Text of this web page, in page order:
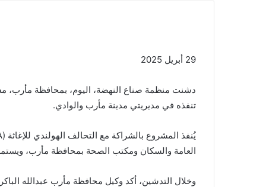
29 أبريل 2025
دشنت منظمة صناع النهضة، اليوم، بمحافظة مأرب،
تنفذه في مديريتي مدينة مأرب والوادي.
العامة والسكان ومكتب الصحة بمحافظة مأرب، ويستمر حتى
وخلال التدشين، أكد وكيل محافظة مأرب عبدالله